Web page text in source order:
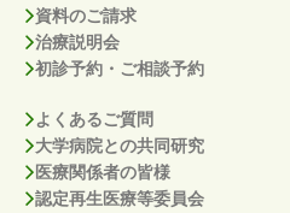
資料のご請求
治療説明会
初診予約・ご相談予約
よくあるご質問
大学病院との共同研究
医療関係者の皆様
認定再生医療等委員会